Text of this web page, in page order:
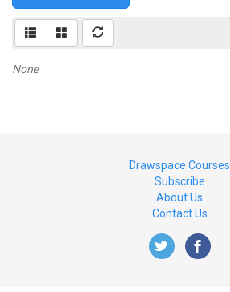
None
Drawspace Courses
Subscribe
About Us
Contact Us